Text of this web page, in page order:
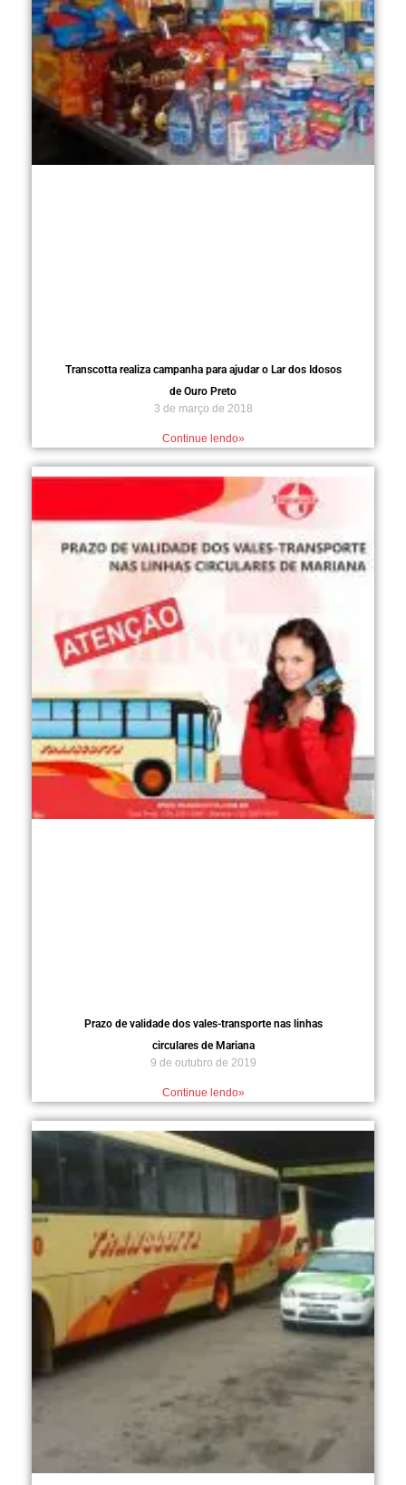
Transcotta realiza campanha para ajudar o Lar dos Idosos
de Ouro Preto
3 de março de 2018
Continue lendo»
Prazo de validade dos vales-transporte nas linhas
circulares de Mariana
9 de outubro de 2019
Continue lendo»